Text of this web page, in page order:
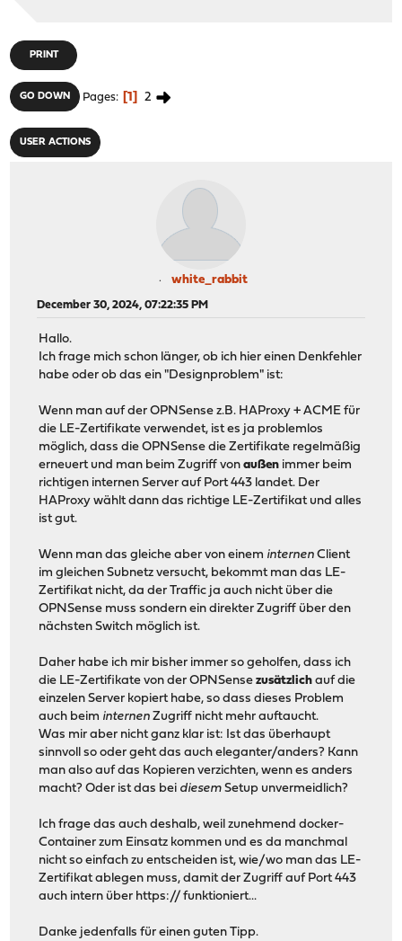
PRINT
GO DOWN Pages 1 2
USER ACTIONS
white_rabbit
December 30, 2024, 07:22:35 PM
Hallo.
Ich frage mich schon länger, ob ich hier einen Denkfehler
habe oder ob das ein "Designproblem" ist:
Wenn man auf der OPNSense z.B. HAProxy + ACME für
die LE-Zertifikate verwendet, ist es ja problemlos
möglich, dass die OPNSense die Zertifikate regelmäßig
erneuert und man beim Zugriff vonaußen immer beim
richtigen internen Server auf Port 443 landet. Der
HAProxy wählt dann das richtige LE-Zertifikat und alles
ist gut.
Wenn man das gleiche aber von einem internen Client
im gleichen Subnetz versucht, bekommt man das LE-
Zertifikat nicht, da der Traffic ja auch nicht über die
OPNSense muss sondern ein direkter Zugriff über den
nächsten Switch möglich ist.
Daher habe ich mir bisher immer so geholfen, dass ich
die LE-Zertifikate von der OPNSensezusätzlich auf die
einzelen Server kopiert habe, so dass dieses Problem
auch beim internen Zugriff nicht mehr auftaucht.
Was mir aber nicht ganz klar ist: Ist das überhaupt
sinnvoll so oder geht das auch eleganter/anders? Kann
man also auf das Kopieren verzichten, wenn es anders
macht? Oder ist das bei diesem Setup unvermeidlich?
Ich frage das auch deshalb, weil zunehmend docker-
Container zum Einsatz kommen und es da manchmal
nicht so einfach zu entscheiden ist, wie/wo man das LE-
Zertifikat ablegen muss, damit der Zugriff auf Port 443
auch intern über https:// funktioniert...
Danke jedenfalls für einen guten Tipp.